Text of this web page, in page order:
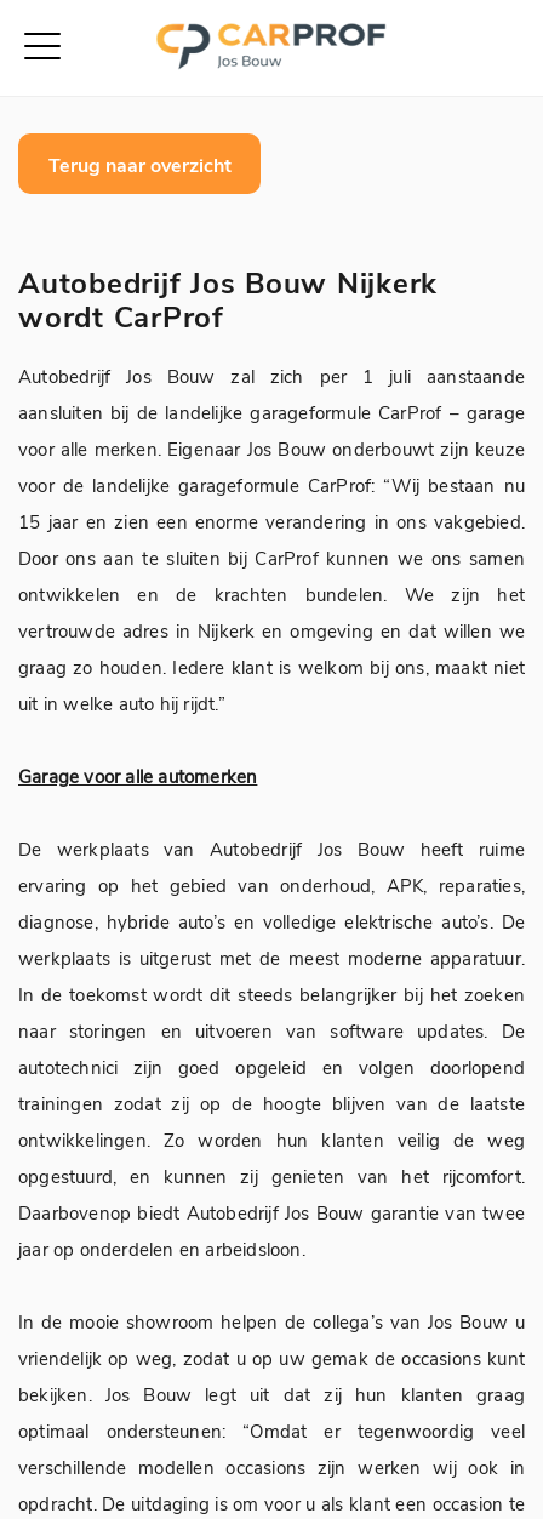
Terug naar overzicht
Autobedrijf Jos Bouw Nijkerk
wordt CarProf
Autobedrijf Jos Bouw zal zich per 1 juli aanstaande
aansluiten bij de landelijke garageformule CarProf – garage
voor alle merken. Eigenaar Jos Bouw onderbouwt zijn keuze
voor de landelijke garageformule CarProf: “Wij bestaan nu
15 jaar en zien een enorme verandering in ons vakgebied.
Door ons aan te sluiten bij CarProf kunnen we ons samen
ontwikkelen en de krachten bundelen. We zijn het
vertrouwde adres in Nijkerk en omgeving en dat willen we
graag zo houden. Iedere klant is welkom bij ons, maakt niet
uit in welke auto hij rijdt.”
Garage voor alle automerken
De werkplaats van Autobedrijf Jos Bouw heeft ruime
ervaring op het gebied van onderhoud, APK, reparaties,
diagnose, hybride auto’s en volledige elektrische auto’s. De
werkplaats is uitgerust met de meest moderne apparatuur.
In de toekomst wordt dit steeds belangrijker bij het zoeken
naar storingen en uitvoeren van software updates. De
autotechnici zijn goed opgeleid en volgen doorlopend
trainingen zodat zij op de hoogte blijven van de laatste
ontwikkelingen. Zo worden hun klanten veilig de weg
opgestuurd, en kunnen zij genieten van het rijcomfort.
Daarbovenop biedt Autobedrijf Jos Bouw garantie van twee
jaar op onderdelen en arbeidsloon.
In de mooie showroom helpen de collega’s van Jos Bouw u
vriendelijk op weg, zodat u op uw gemak de occasions kunt
bekijken. Jos Bouw legt uit dat zij hun klanten graag
optimaal ondersteunen: “Omdat er tegenwoordig veel
verschillende modellen occasions zijn werken wij ook in
opdracht. De uitdaging is om voor u als klant een occasion te